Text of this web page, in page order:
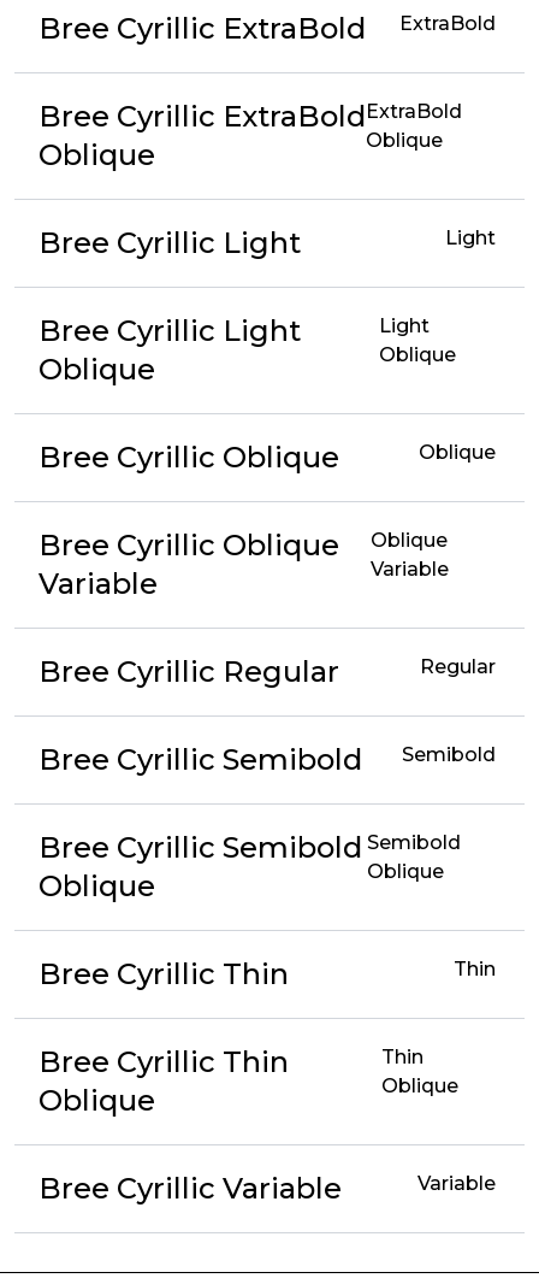
Bree Cyrillic ExtraBold ExtraBold
Bree Cyrillic ExtraBold
Oblique
ExtraBold
Oblique
Bree Cyrillic Light Light
Bree Cyrillic Light
Oblique
Light
Oblique
Bree Cyrillic Oblique Oblique
Bree Cyrillic Oblique
Variable
Oblique
Variable
Bree Cyrillic Regular Regular
Bree Cyrillic Semibold Semibold
Bree Cyrillic Semibold
Oblique
Semibold
Oblique
Bree Cyrillic Thin Thin
Bree Cyrillic Thin
Oblique
Thin
Oblique
Bree Cyrillic Variable Variable